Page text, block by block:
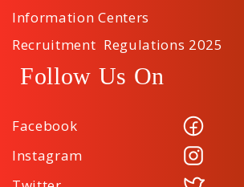
Information Centers
Recruitment Regulations 2025
Follow Us On
Facebook
Instagram